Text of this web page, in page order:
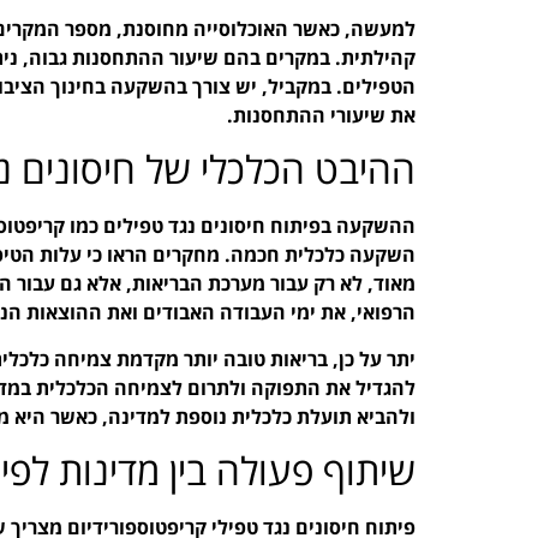
למעשה, כאשר האוכלוסייה מחוסנת, מספר
קהילתית. במקרים בהם שיעור ההתחסנות גבוה,
הטפילים. במקביל, יש צורך בהשקעה בחינוך
את שיעורי ההתחסנות.
ההיבט הכלכלי של חיסונים
ההשקעה בפיתוח חיסונים נגד טפילים כמו
השקעה כלכלית חכמה. מחקרים הראו כי עלות
מאוד, לא רק עבור מערכת הבריאות, אלא גם עבור
הרפואי, את ימי העבודה האבודים ואת ההוצאות
יתר על כן, בריאות טובה יותר מקדמת צמיחה
להגדיל את התפוקה ולתרום לצמיחה הכלכלית
ולהביא תועלת כלכלית נוספת למדינה, כאשר היא
שיתוף פעולה בין מדינות
פיתוח חיסונים נגד טפילי קריפטוספורידיום